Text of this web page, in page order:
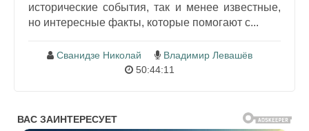
исторические события, так и менее известные,
но интересные факты, которые помогают с...
Сванидзе Николай
Владимир Левашёв
50:44:11